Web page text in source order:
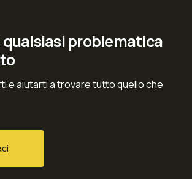
problematica
e aiutarti a trovare tutto quello che